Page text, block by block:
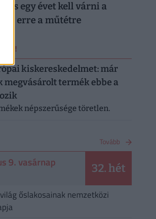
is egy évet kell várni a
erre a műtétre
LE!
kiskereskedelmet: már
termék ebbe a
népszerűsége töretlen.
Tovább
9. vasárnap 32. hét
őslakosainak nemzetközi